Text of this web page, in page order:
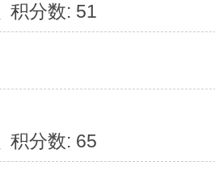
积分数: 51
积分数: 65